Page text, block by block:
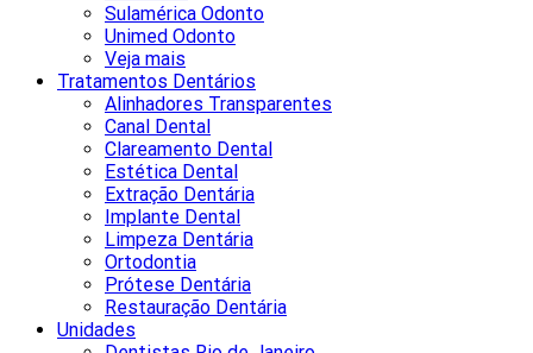
Sulamérica Odonto
Unimed Odonto
Veja mais
Tratamentos Dentários
Alinhadores Transparentes
Canal Dental
Clareamento Dental
Estética Dental
Extração Dentária
Implante Dental
Limpeza Dentária
Ortodontia
Prótese Dentária
Restauração Dentária
Unidades